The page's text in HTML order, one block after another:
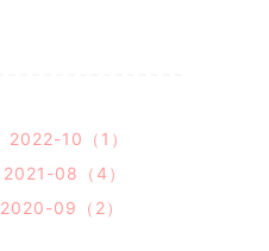
2022-10（1）
2021-08（4）
2020-09（2）